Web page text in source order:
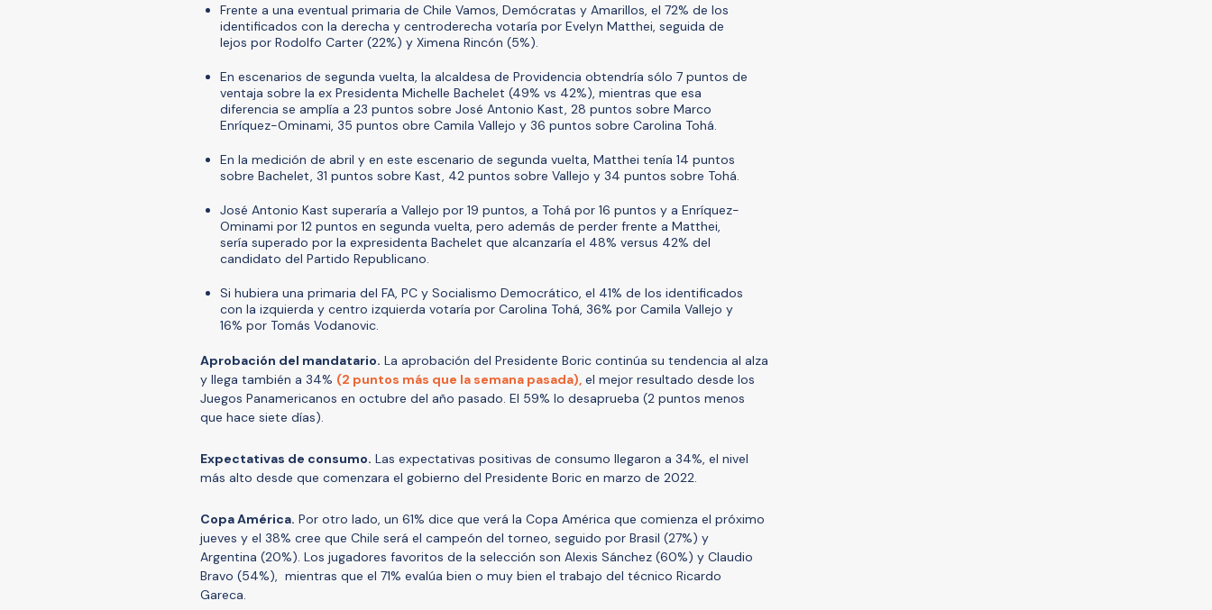
Frente a una eventual primaria de Chile Vamos, Demócratas y Amarillos, el 72% de los
identificados con la derecha y centroderecha votaría por Evelyn Matthei, seguida de
lejos por Rodolfo Carter (22%) y Ximena Rincón (5%).
En escenarios de segunda vuelta, la alcaldesa de Providencia obtendría sólo 7 puntos de
ventaja sobre la ex Presidenta Michelle Bachelet (49% vs 42%), mientras que esa
diferencia se amplía a 23 puntos sobre José Antonio Kast, 28 puntos sobre Marco
Enríquez-Ominami, 35 puntos obre Camila Vallejo y 36 puntos sobre Carolina Tohá.
En la medición de abril y en este escenario de segunda vuelta, Matthei tenía 14 puntos
sobre Bachelet, 31 puntos sobre Kast, 42 puntos sobre Vallejo y 34 puntos sobre Tohá.
José Antonio Kast superaría a Vallejo por 19 puntos, a Tohá por 16 puntos y a Enríquez-
Ominami por 12 puntos en segunda vuelta, pero además de perder frente a Matthei,
sería superado por la expresidenta Bachelet que alcanzaría el 48% versus 42% del
candidato del Partido Republicano.
Si hubiera una primaria del FA, PC y Socialismo Democrático, el 41% de los identificados
con la izquierda y centro izquierda votaría por Carolina Tohá, 36% por Camila Vallejo y
16% por Tomás Vodanovic.
Aprobación del mandatario. La aprobación del Presidente Boric continúa su tendencia al alza
y llega también a 34% (2 puntos más que la semana pasada), el mejor resultado desde los
Juegos Panamericanos en octubre del año pasado. El 59% lo desaprueba (2 puntos menos
que hace siete días).
Expectativas de consumo. Las expectativas positivas de consumo llegaron a 34%, el nivel
más alto desde que comenzara el gobierno del Presidente Boric en marzo de 2022.
Copa América. Por otro lado, un 61% dice que verá la Copa América que comienza el próximo
jueves y el 38% cree que Chile será el campeón del torneo, seguido por Brasil (27%) y
Argentina (20%). Los jugadores favoritos de la selección son Alexis Sánchez (60%) y Claudio
Bravo (54%), mientras que el 71% evalúa bien o muy bien el trabajo del técnico Ricardo
Gareca.